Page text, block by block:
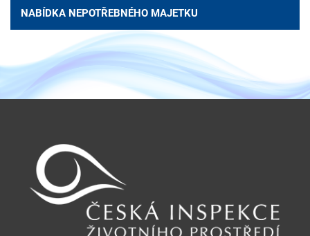
NABÍDKA NEPOTŘEBNÉHO MAJETKU